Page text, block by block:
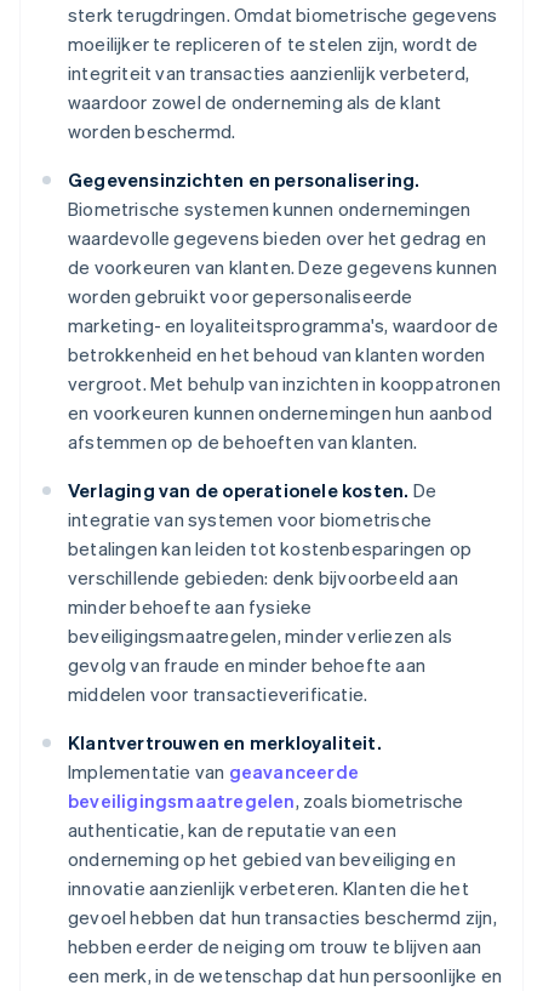
sterk terugdringen. Omdat biometrische gegevens
moeilijker te repliceren of te stelen zijn, wordt de
integriteit van transacties aanzienlijk verbeterd,
waardoor zowel de onderneming als de klant
worden beschermd.
Gegevensinzichten en personalisering.
Biometrische systemen kunnen ondernemingen
waardevolle gegevens bieden over het gedrag en
de voorkeuren van klanten. Deze gegevens kunnen
worden gebruikt voor gepersonaliseerde
marketing- en loyaliteitsprogramma's, waardoor de
betrokkenheid en het behoud van klanten worden
vergroot. Met behulp van inzichten in kooppatronen
en voorkeuren kunnen ondernemingen hun aanbod
afstemmen op de behoeften van klanten.
Verlaging van de operationele kosten. De
integratie van systemen voor biometrische
betalingen kan leiden tot kostenbesparingen op
verschillende gebieden: denk bijvoorbeeld aan
minder behoefte aan fysieke
beveiligingsmaatregelen, minder verliezen als
gevolg van fraude en minder behoefte aan
middelen voor transactieverificatie.
Klantvertrouwen en merkloyaliteit.
Implementatie van geavanceerde
beveiligingsmaatregelen, zoals biometrische
authenticatie, kan de reputatie van een
onderneming op het gebied van beveiliging en
innovatie aanzienlijk verbeteren. Klanten die het
gevoel hebben dat hun transacties beschermd zijn,
hebben eerder de neiging om trouw te blijven aan
een merk, in de wetenschap dat hun persoonlijke en